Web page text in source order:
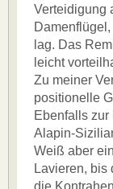
Verteidigung
lag. Das
leicht
Zu meiner
positionelle
Ebenfalls
Alapin-
Weiß aber
Lavieren, bis